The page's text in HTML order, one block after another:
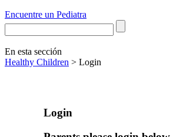
Encuentre un Pediatra
En esta sección
Healthy Children > Login
Login